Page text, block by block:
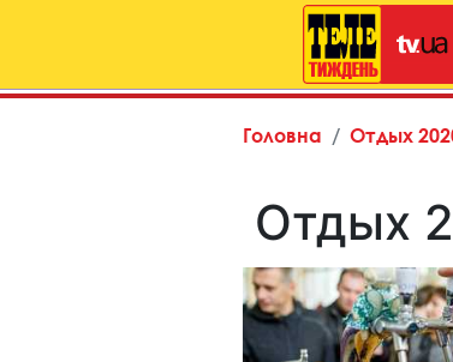
Головна Отдых
Отдых